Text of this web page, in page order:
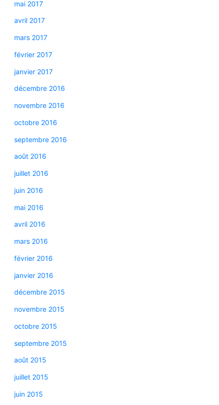
mai 2017
avril 2017
mars 2017
février 2017
janvier 2017
décembre 2016
novembre 2016
octobre 2016
septembre 2016
août 2016
juillet 2016
juin 2016
mai 2016
avril 2016
mars 2016
février 2016
janvier 2016
décembre 2015
novembre 2015
octobre 2015
septembre 2015
août 2015
juillet 2015
juin 2015